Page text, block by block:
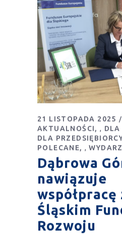
21 LISTOPADA 2025
AKTUALNOŚCI
, DLA
DLA
POLECANE
,
Dąbrowa
nawiązuje
współpracę
Śląskim
Rozwoju